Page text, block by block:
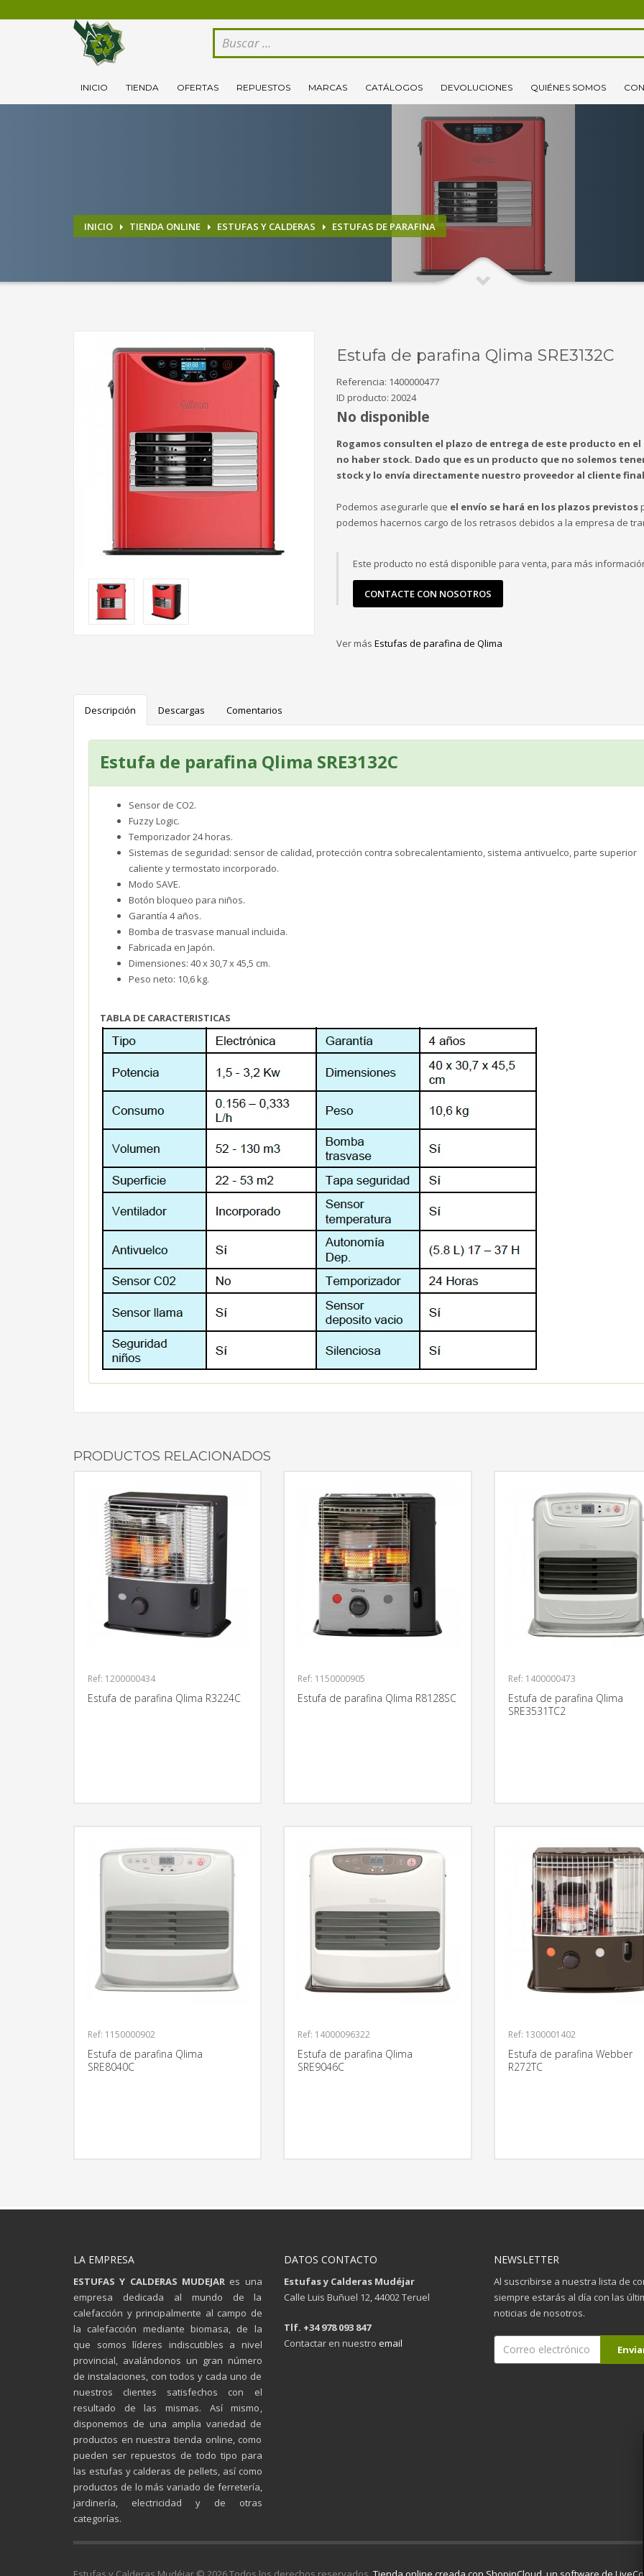
CÓMO COMPRAR
Logeate con tu cuenta de cliente.
INICIO TIENDA OFERTAS REPUESTOS MARCAS CATÁLOGOS DEVOLUCIONES QUIÉNES SOMOS
INICIO TIENDA ONLINE ESTUFAS Y CALDERAS ESTUFAS DE PARAFINA
Estufa de parafina Qlima SRE3132C
Referencia: 1400000477
ID producto: 20024
No disponible
Rogamos consulten el plazo de entrega de este producto en el
no haber stock. Dado que es un producto que no solemos
stock y lo envía directamente nuestro proveedor al cliente
Podemos asegurarle que el envío se hará en los plazos previstos
podemos hacernos cargo de los retrasos debidos a la empresa de
Este producto no está disponible para venta, para más
CONTACTE CON NOSOTROS
Ver más Estufas de parafina de Qlima
Descripción Descargas Comentarios
Estufa de parafina Qlima SRE3132C
Sensor de CO2.
Fuzzy Logic.
Temporizador 24 horas.
Sistemas de seguridad: sensor de calidad, protección contra sobrecalentamiento, sistema antivuelco, parte superior
caliente y termostato incorporado.
Modo SAVE.
Botón bloqueo para niños.
Garantía 4 años.
Bomba de trasvase manual incluida.
Fabricada en Japón.
Dimensiones: 40 x 30,7 x 45,5 cm.
Peso neto: 10,6 kg.
TABLA DE CARACTERISTICAS
PRODUCTOS RELACIONADOS
Ref: 1200000434
Estufa de parafina Qlima R3224C
Ref: 1150000905
Estufa de parafina Qlima R8128SC
Ref: 1400000473
Estufa de parafina Qlima
SRE3531TC2
Ref: 1150000902
Estufa de parafina Qlima
SRE8040C
Ref: 14000096322
Estufa de parafina Qlima
SRE9046C
Ref: 1300001402
Estufa de parafina Webber
R272TC
LA EMPRESA
ESTUFAS Y CALDERAS MUDEJAR es una
empresa dedicada al mundo de la
calefacción y principalmente al campo de
la calefacción mediante biomasa, de la
que somos líderes indiscutibles a nivel
provincial, avalándonos un gran número
de instalaciones, con todos y cada uno de
nuestros clientes satisfechos con el
resultado de las mismas. Así mismo,
disponemos de una amplia variedad de
productos en nuestra tienda online, como
pueden ser repuestos de todo tipo para
las estufas y calderas de pellets, así como
productos de lo más variado de ferretería,
jardinería, electricidad y de otras
categorías.
DATOS CONTACTO
Estufas y Calderas Mudéjar
Calle Luis Buñuel 12, 44002 Teruel
Tlf. +34 978 093 847
Contactar en nuestro email
NEWSLETTER
Al suscribirse a nuestra lista de
siempre estarás al día con las
noticias de nosotros.